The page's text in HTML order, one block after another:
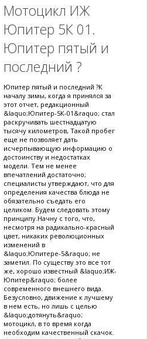
Мотоцикл ИЖ
Юпитер 5К 01.
Юпитер пятый и
последний ?
Юпитер пятый и последний ?К
началу зимы, когда я принялся за
этот отчет, редакционный
&laquo;Юпитер-5К-01&raquo; стал
раскручивать шестнадцатую
тысячу километров, Такой пробег
еще не позволяет дать
исчерпывающую информацию о
достоинству и недостатках
модели. Тем не менее
впечатлений достаточно;
специалисты утверждают, что для
определения качества блюда не
обязательно съедать его
целиком. Будем следовать этому
принципу.Начну с того, что,
несмотря на радикально-красный
цвет, никаких революционных
изменений в
&laquo;Юпитере-5&raquo; не
заметил. По существу это все тот
же, хорошо известный &laquo;ИЖ-
Юпитер&raquo; более
современного внешнего вида.
Безусловно, движение к лучшему
в нем есть, но лишь с целью
&laquo;дотянуть&raquo;
мотоцикл, в то время когда
необходим качественный скачок.